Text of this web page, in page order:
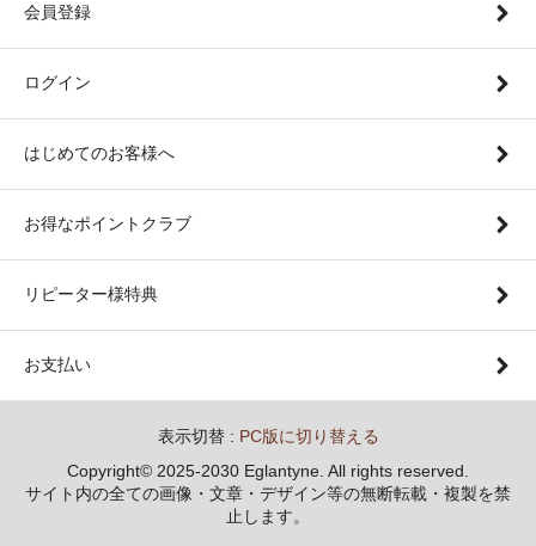
会員登録
ログイン
はじめてのお客様へ
お得なポイントクラブ
リピーター様特典
お支払い
表示切替 : PC版に切り替える
Copyright© 2025-2030 Eglantyne. All rights reserved.
サイト内の全ての画像・文章・デザイン等の無断転載・複製を禁
止します。